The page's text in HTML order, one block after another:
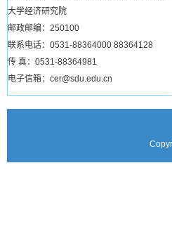
大学经济研究院
邮政邮编：250100
联系电话：0531-88364000 88364128
传 真：0531-88364981
电子信箱：cer@sdu.edu.cn